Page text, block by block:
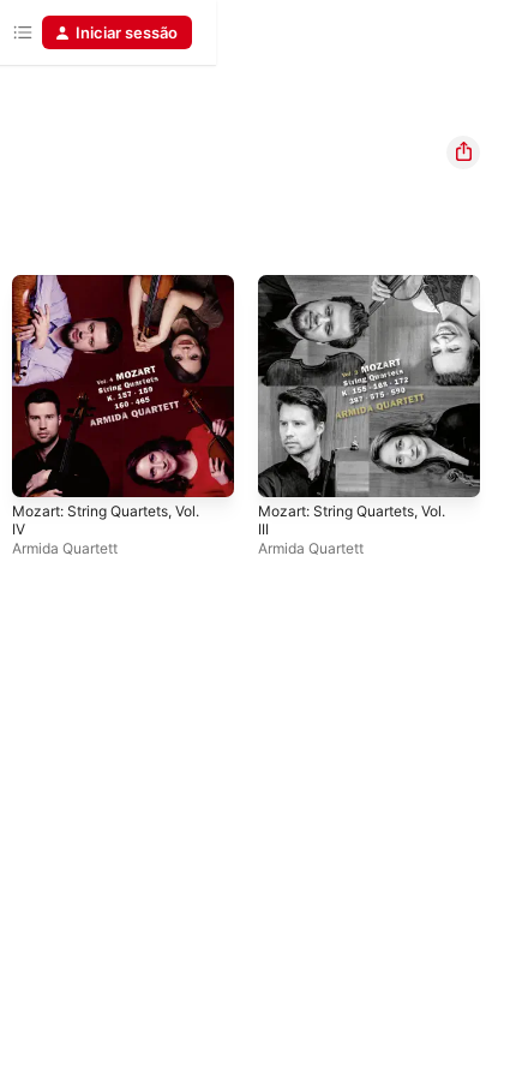
Iniciar sessão
Mozart: String Quartets, Vol.
IV
Armida Quartett
Mozart: String Quartets, Vol.
III
Armida Quartett